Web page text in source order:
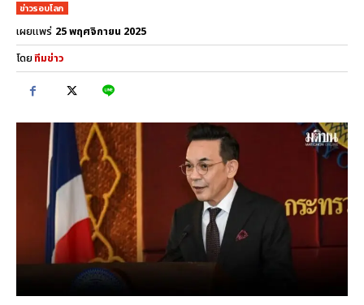
ข่าวรอบโลก
เผยแพร่ 25 พฤศจิกายน 2025
โดยทีมข่าว